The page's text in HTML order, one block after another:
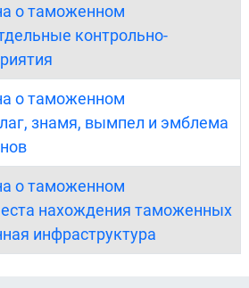
о таможенном
контрольно-
о таможенном
знамя, вымпел и эмблема
о таможенном
нахождения таможенных
инфраструктура